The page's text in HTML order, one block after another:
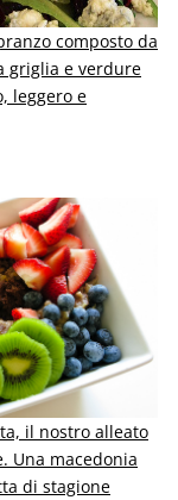
composto da
griglia e verdure
leggero e
il nostro alleato
Una macedonia
di stagione